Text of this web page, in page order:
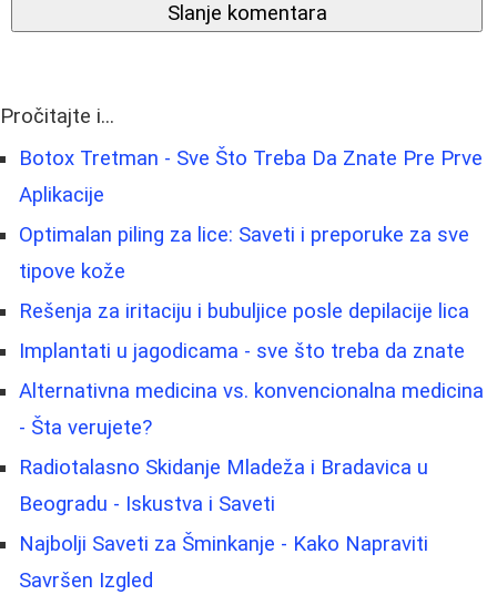
Slanje komentara
Pročitajte i...
Botox Tretman - Sve Što Treba Da Znate Pre Prve
Aplikacije
Optimalan piling za lice: Saveti i preporuke za sve
tipove kože
Rešenja za iritaciju i bubuljice posle depilacije lica
Implantati u jagodicama - sve što treba da znate
Alternativna medicina vs. konvencionalna medicina
- Šta verujete?
Radiotalasno Skidanje Mladeža i Bradavica u
Beogradu - Iskustva i Saveti
Najbolji Saveti za Šminkanje - Kako Napraviti
Savršen Izgled